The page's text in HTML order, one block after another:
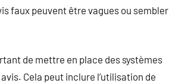
faux peuvent être vagues ou sembler
de mettre en place des systèmes
Cela peut inclure l’utilisation de